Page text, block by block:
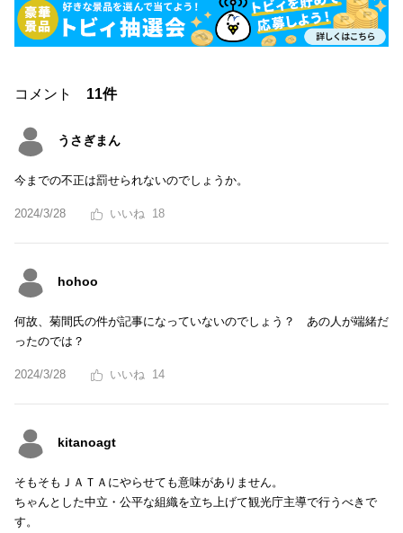
コメント 11件
うさぎまん
今までの不正は罰せられないのでしょうか。
2024/3/28 18
hohoo
何故、菊間氏の件が記事になっていないのでしょう？ あの人が端緒だ
ったのでは？
2024/3/28 14
kitanoagt
そもそもＪＡＴＡにやらせても意味がありません。
ちゃんとした中立・公平な組織を立ち上げて観光庁主導で行うべきで
す。